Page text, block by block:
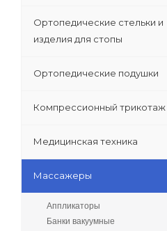
Ортопедические стельки и
изделия для стопы
Ортопедические подушки
Компрессионный трикотаж
Медицинская техника
Массажеры
Аппликаторы
Банки вакуумные